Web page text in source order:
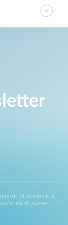
ai prodotti e
di avere